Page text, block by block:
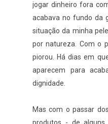
jogar dinheiro fora
acabava no fundo da
situação da minha
por natureza. Com o
piorou. Há dias em
aparecem para
dignidade.
Mas com o passar